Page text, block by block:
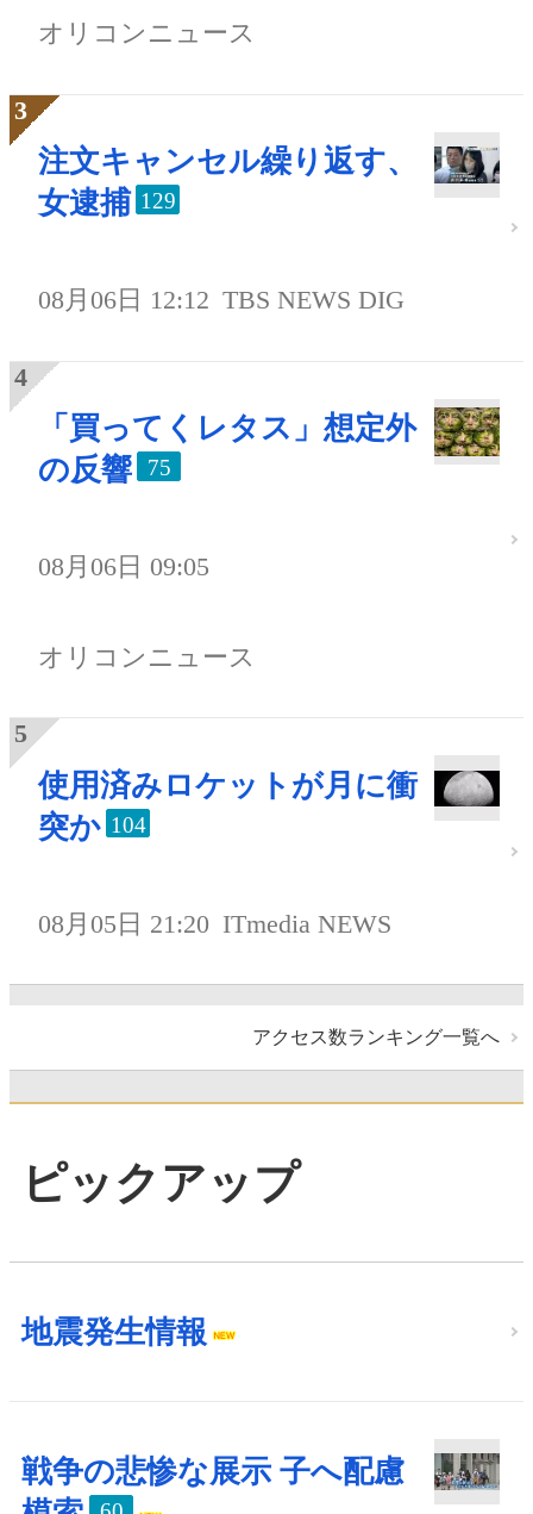
オリコンニュース
注文キャンセル繰り返す、
女逮捕 129
08月06日 12:12 TBS NEWS DIG
「買ってくレタス」想定外
の反響
75
08月06日 09:05
オリコンニュース
使用済みロケットが月に衝
突か 104
08月05日 21:20 ITmedia NEWS
アクセス数ランキング一覧へ
ピックアップ
地震発生情報
戦争の悲惨な展示 子へ配慮